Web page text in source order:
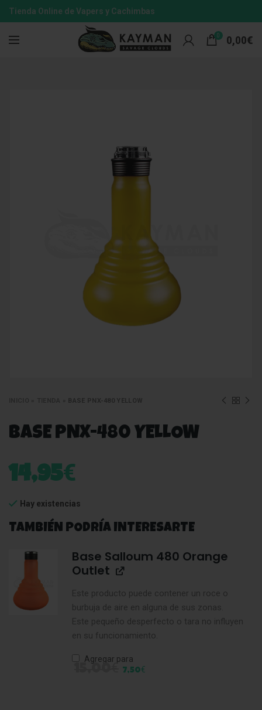
Tienda Online de Vapers y Cachimbas
0 0,00€
BASE PNX-480 YELLOW
BASE PNX-480 YELLOW
14,95€
Hay existencias
TAMBIÉN PODRÍA INTERESARTE
Base Salloum 480 Orange
Outlet
Este producto puede contener un roce o
burbuja de aire en alguna de sus zonas.
Este pequeño desperfecto o tara no influyen
en su funcionamiento.
Agregar para
€ 7,50€